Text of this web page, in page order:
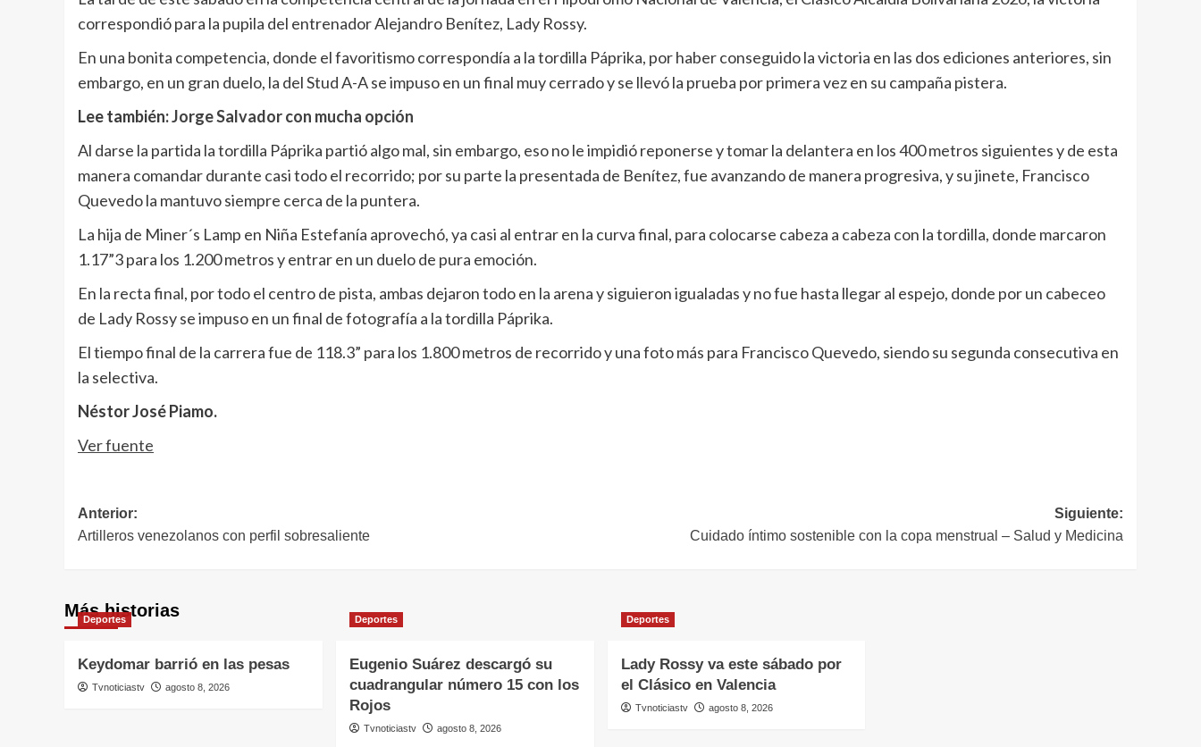
correspondió para la pupila del entrenador Alejandro Benítez, Lady Rossy.
En una bonita competencia, donde el favoritismo correspondía a la tordilla Páprika, por haber conseguido la victoria en las dos ediciones anteriores, sin
embargo, en un gran duelo, la del Stud A-A se impuso en un final muy cerrado y se llevó la prueba por primera vez en su campaña pistera.
Lee también:Jorge Salvador con mucha opción
Al darse la partida la tordilla Páprika partió algo mal, sin embargo, eso no le impidió reponerse y tomar la delantera en los 400 metros siguientes y de esta
manera comandar durante casi todo el recorrido; por su parte la presentada de Benítez, fue avanzando de manera progresiva, y su jinete, Francisco
Quevedo la mantuvo siempre cerca de la puntera.
La hija de Miner´s Lamp en Niña Estefanía aprovechó, ya casi al entrar en la curva final, para colocarse cabeza a cabeza con la tordilla, donde marcaron
1.17”3 para los 1.200 metros y entrar en un duelo de pura emoción.
En la recta final, por todo el centro de pista, ambas dejaron todo en la arena y siguieron igualadas y no fue hasta llegar al espejo, donde por un cabeceo
de Lady Rossy se impuso en un final de fotografía a la tordilla Páprika.
El tiempo final de la carrera fue de 118.3” para los 1.800 metros de recorrido y una foto más para Francisco Quevedo, siendo su segunda consecutiva en
la selectiva.
Néstor José Piamo.
Ver fuente
Navegación
de
Anterior:
Artilleros venezolanos con perfil sobresaliente
Siguiente:
Cuidado íntimo sostenible con la copa menstrual – Salud y Medicina
Más historias
Deportes
Keydomar barrió en las pesas
Tvnoticiastv agosto 8, 2026
Deportes
Eugenio Suárez descargó su
cuadrangular número 15 con los
Rojos
Tvnoticiastv agosto 8, 2026
Deportes
Lady Rossy va este sábado por
el Clásico en Valencia
Tvnoticiastv agosto 8, 2026